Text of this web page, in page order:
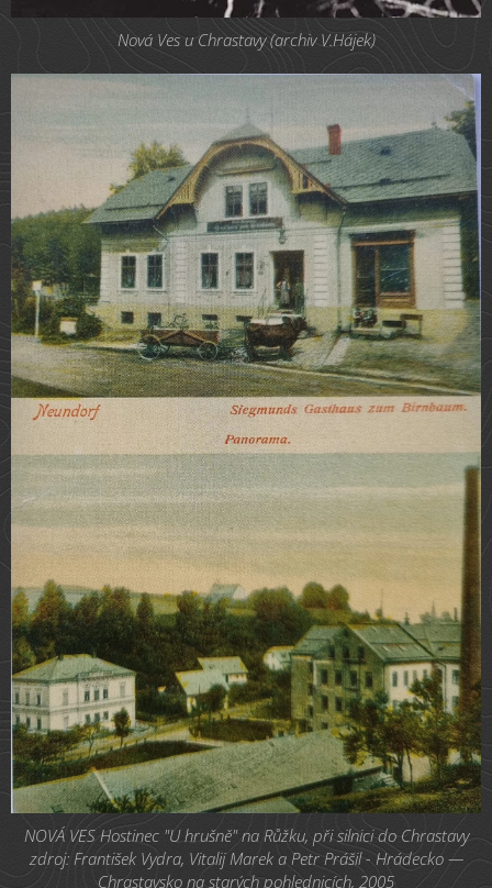
Nová Ves u Chrastavy (archiv V.Hájek)
NOVÁ VES Hostinec "U hrušně" na Růžku, při silnici do Chrastavy
zdroj: František Vydra, Vitalij Marek a Petr Prášil - Hrádecko —
Chrastavsko na starých pohlednicích, 2005